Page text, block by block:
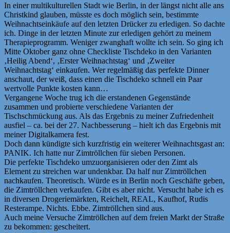
In einer multikulturellen Stadt wie Berlin, in der längst nicht alle ans
Christkind glauben, müsste es doch möglich sein, bestimmte
Weihnachtseinkäufe auf den letzten Drücker zu erledigen. So dachte
ich. Dinge in der letzten Minute zur erledigen gehört zu meinem
Therapieprogramm. Weniger zwanghaft wollte ich sein. So ging ich
Mitte Oktober ganz ohne Checkliste Tischdeko in den Varianten
‚Heilig Abend‘, ‚Erster Weihnachtstag‘ und ‚Zweiter
Weihnachtstag‘ einkaufen. Wer regelmäßig das perfekte Dinner
anschaut, der weiß, dass einen die Tischdeko schnell ein Paar
wertvolle Punkte kosten kann…
Vergangene Woche trug ich die erstandenen Gegenstände
zusammen und probierte verschiedene Varianten der
Tischschmückung aus. Als das Ergebnis zu meiner Zufriedenheit
ausfiel – ca. bei der 27. Nachbesserung – hielt ich das Ergebnis mit
meiner Digitalkamera fest.
Doch dann kündigte sich kurzfristig ein weiterer Weihnachtsgast an:
PANIK. Ich hatte nur Zimtröllchen für sieben Personen.
Die perfekte Tischdeko umzuorganisieren oder den Zimt als
Element zu streichen war undenkbar. Da half nur Zimtröllchen
nachkaufen. Theoretisch. Würde es in Berlin noch Geschäfte geben,
die Zimtröllchen verkaufen. Gibt es aber nicht. Versucht habe ich es
in diversen Drogeriemärkten, Reichelt, REAL, Kaufhof, Rudis
Resterampe. Nichts. Ebbe. Zimtröllchen sind aus.
Auch meine Versuche Zimtröllchen auf dem freien Markt der Straße
zu bekommen: gescheitert.